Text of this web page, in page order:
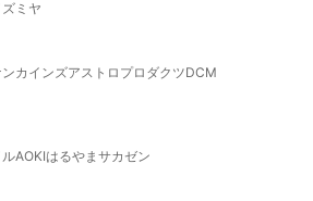
ズミヤ
カインズアストロプロダクツDCM
AOKIはるやま サカゼン